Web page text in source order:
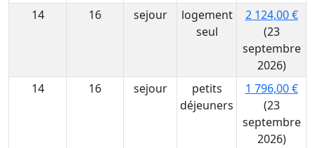
14
16 sejour
logement
seul
2 124,00 €
(23
septembre
2026)
14
16 sejour
petits
déjeuners
1 796,00 €
(23
septembre
2026)